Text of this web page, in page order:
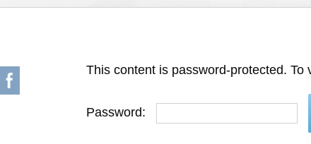
This content is password-protected.
Password: